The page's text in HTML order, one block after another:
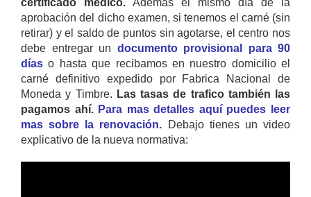
aprobación del dicho examen, si tenemos el carné (sin
retirar) y el saldo de puntos sin agotarse, el centro nos
debe entregar un documento provisional para 90
días o hasta que recibamos en nuestro domicilio el
carné definitivo expedido por Fabrica Nacional de
Moneda y Timbre. Las tasas de trafico también las
pagamos ahí. Para mas detalles aquí puedes leer
mas sobre la renovación. Debajo tienes un video
explicativo de la nueva normativa: